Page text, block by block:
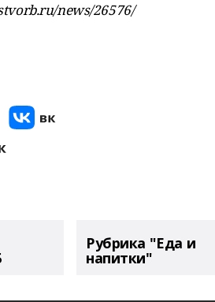
news/26576/
Рубрика "Еда и
напитки"